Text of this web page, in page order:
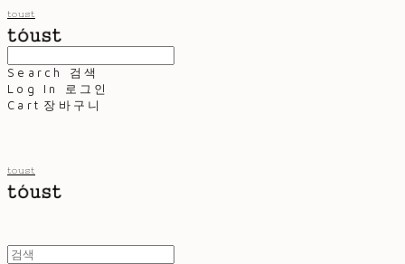
toust
Search
검색
Log In
로그인
Cart 장바구니
toust